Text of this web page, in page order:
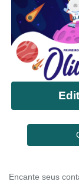
Encante seus